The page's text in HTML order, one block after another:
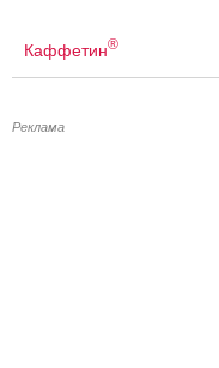
Каффетин®
Реклама